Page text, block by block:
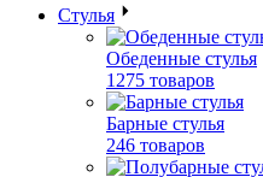
Стулья
Обеденные стулья
1275 товаров
Барные стулья
246 товаров